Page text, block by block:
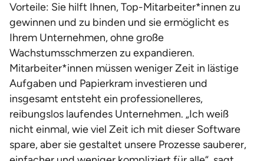
Vorteile: Sie hilft Ihnen, Top-Mitarbeiter*innen zu
gewinnen und zu binden und sie ermöglicht es
Ihrem Unternehmen, ohne große
Wachstumsschmerzen zu expandieren.
Mitarbeiter*innen müssen weniger Zeit in lästige
Aufgaben und Papierkram investieren und
insgesamt entsteht ein professionelleres,
reibungslos laufendes Unternehmen. „Ich weiß
nicht einmal, wie viel Zeit ich mit dieser Software
spare, aber sie gestaltet unsere Prozesse sauberer,